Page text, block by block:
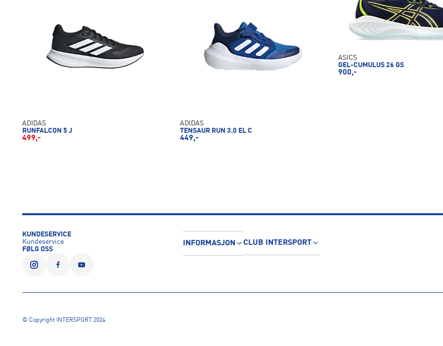
ADIDAS
RUNFALCON 5 J
499,-
ADIDAS
TENSAUR RUN 3.0 EL C
449,-
ASICS
GEL-CUMULUS 26 GS
900,-
KUNDESERVICE
Kundeservice
FØLG OSS
INFORMASJON CLUB INTERSPORT
© Copyright INTERSPORT 2024